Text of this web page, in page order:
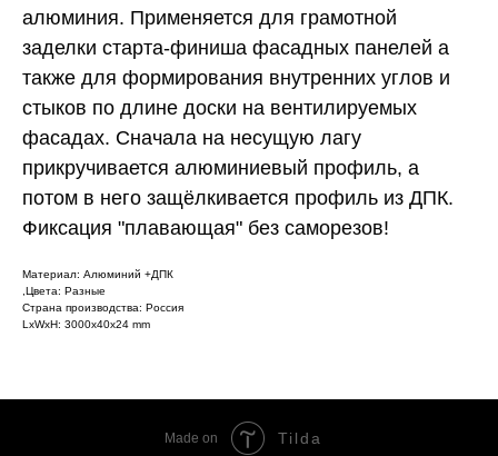
алюминия. Применяется для грамотной
заделки старта-финиша фасадных панелей а
также для формирования внутренних углов и
стыков по длине доски на вентилируемых
фасадах. Сначала на несущую лагу
прикручивается алюминиевый профиль, а
потом в него защёлкивается профиль из ДПК.
Фиксация "плавающая" без саморезов!
Материал: Алюминий +ДПК
,Цвета: Разные
Страна производства: Россия
LxWxH: 3000x40x24 mm
Made on Tilda